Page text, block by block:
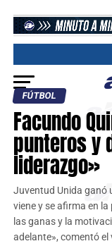
FÚTBOL
Facundo
punteros y
liderazgo»
Juventud Unida ganó
viene y se afirma en
las ganas y la
adelante», comentó